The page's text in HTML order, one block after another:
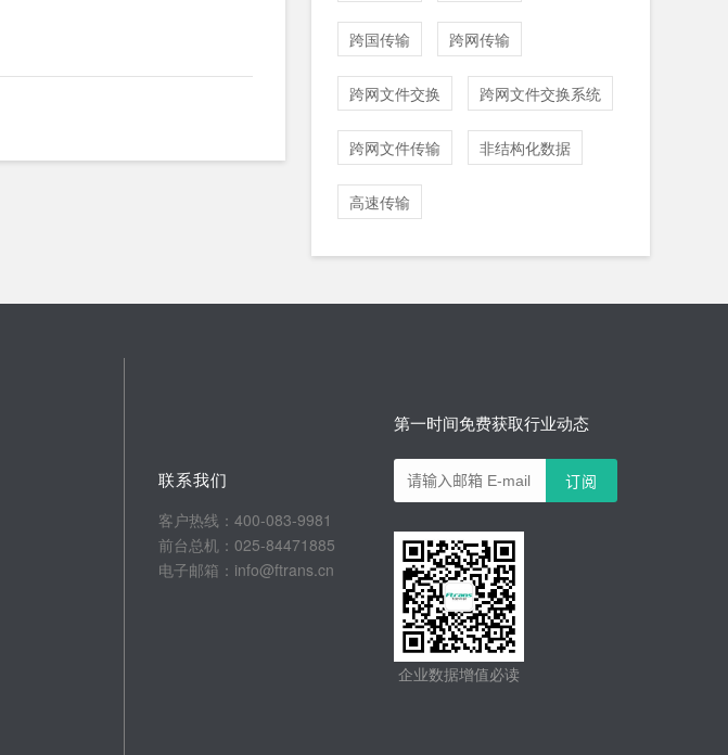
跨国传输 跨网传输
跨网文件交换 跨网文件交换系统
跨网文件传输 非结构化数据
高速传输
联系我们
客户热线：400-083-9981
前台总机：025-84471885
电子邮箱：info@ftrans.cn
第一时间免费获取行业动态
企业数据增值必读